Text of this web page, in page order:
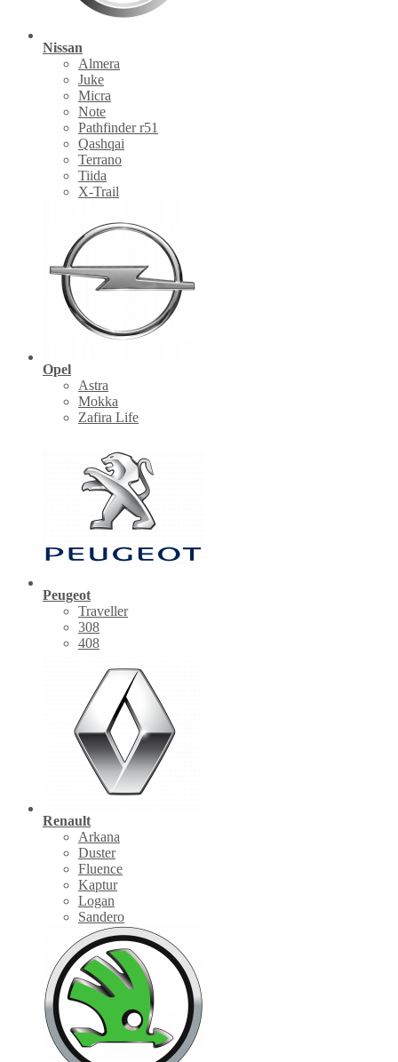
Nissan
Almera
Juke
Micra
Note
Pathfinder r51
Qashqai
Terrano
Tiida
X-Trail
Opel
Astra
Mokka
Zafira Life
Peugeot
Traveller
308
408
Renault
Arkana
Duster
Fluence
Kaptur
Logan
Sandero